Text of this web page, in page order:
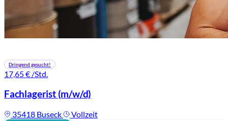
Dringend gesucht!
17,65 € /Std.
Fachlagerist (m/w/d)
35418 Buseck Vollzeit